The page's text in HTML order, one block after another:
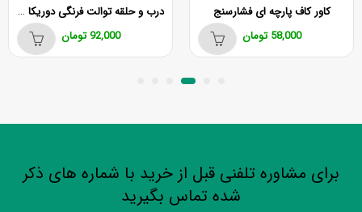
کاور کاف پارچه ای فشارسنج
58,000 تومان
درب و حلقه توالت فرنگی دوریکا مدل دورادو
92,000 تومان
برای مشاوره تلفنی قبل از خرید با شماره های ذکر
شده تماس بگیرید